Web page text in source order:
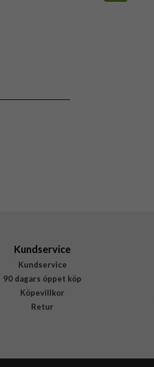
ACS10308
Kundservice
Kundservice
90 dagars öppet köp
Köpevillkor
Retur